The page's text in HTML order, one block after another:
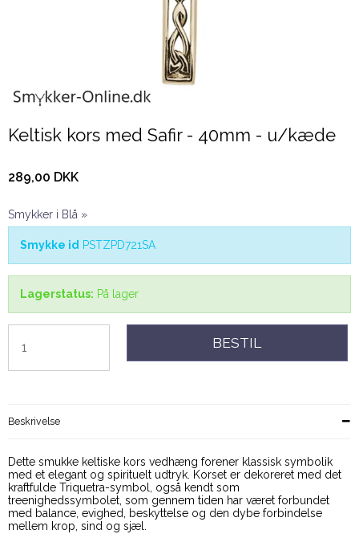
Keltisk kors med Safir - 40mm - u/kæde
289,00 DKK
Smykker i Blå »
Smykke id PSTZPD721SA
Lagerstatus: På lager
BESTIL
Beskrivelse
Dette smukke keltiske kors vedhæng forener klassisk symbolik
med et elegant og spirituelt udtryk. Korset er dekoreret med det
kraftfulde Triquetra-symbol, også kendt som
treenighedssymbolet, som gennem tiden har været forbundet
med balance, evighed, beskyttelse og den dybe forbindelse
mellem krop, sind og sjæl.